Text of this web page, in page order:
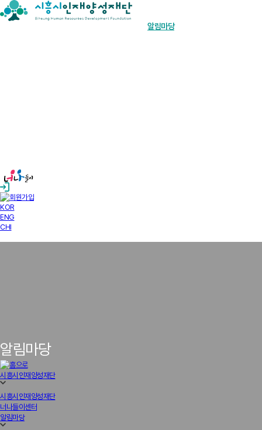
알림마당경영공시
KOR
ENG
CHI
알림마당
시흥시인재양성재단
시흥시인재양성재단
너나들이센터
알림마당